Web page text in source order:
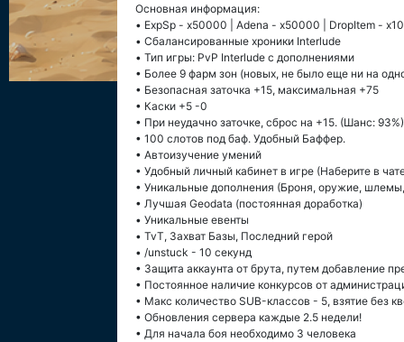
Основная информация:
• ExpSp - x50000 | Adena - x50000 | DropItem -
• Сбалансированные хроники Interlude
• Тип игры: PvP Interlude c дополнениями
• Более 9 фарм зон (новых, не было еще ни на
• Безопасная заточка +15, максимальная +75
• Каски +5 -0
• При неудачно заточке, сброс на +15. (Шанс: 93%)
• 100 слотов под баф. Удобный Баффер.
• Автоизучение умений
• Удобный личный кабинет в игре (Наберите в
• Уникальные дополнения (Броня, оружие,
• Лучшая Geodata (постоянная доработка)
• Уникальные евенты
• TvT, Захват Базы, Последний герой
• /unstuck - 10 секунд
• Защита аккаунта от брута, путем добавление
• Постоянное наличие конкурсов от
• Макс количество SUB-классов - 5, взятие без
• Обновления сервера каждые 2.5 недели!
• Для начала боя необходимо 3 человекa